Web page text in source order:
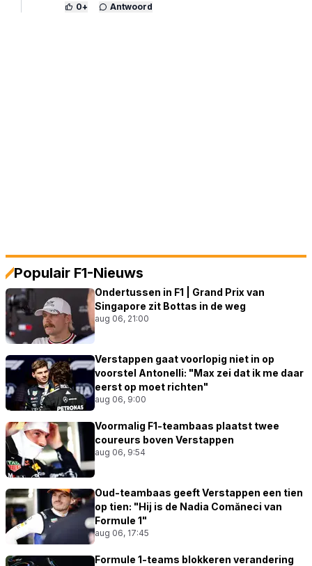
0+ Antwoord
Populair F1-Nieuws
Ondertussen in F1 | Grand Prix van
Singapore zit Bottas in de weg
aug 06, 21:00
Verstappen gaat voorlopig niet in op
voorstel Antonelli: "Max zei dat ik me daar
eerst op moet richten"
aug 06, 9:00
Voormalig F1-teambaas plaatst twee
coureurs boven Verstappen
aug 06, 9:54
Oud-teambaas geeft Verstappen een tien
op tien: "Hij is de Nadia Comăneci van
Formule 1"
aug 06, 17:45
Formule 1-teams blokkeren verandering